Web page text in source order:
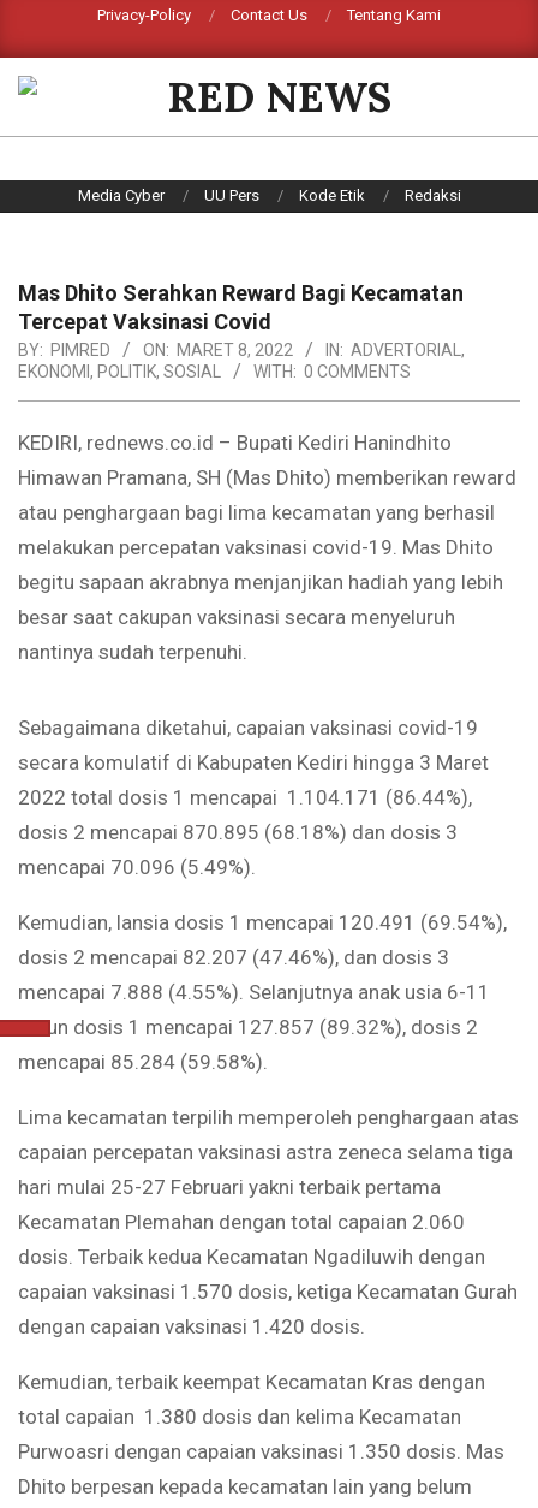
content
Privacy-Policy Contact Us
Tentang Kami
RED
NEWS
Media Cyber UU Pers Kode Etik Redaksi
Mas Dhito Serahkan Reward Bagi Kecamatan
Tercepat Vaksinasi Covid
BY: PIMRED ON: MARET 8, 2022 IN: ADVERTORIAL ,
EKONOMI , POLITIK, SOSIAL WITH: 0 COMMENTS
KEDIRI, rednews.co.id – Bupati Kediri Hanindhito
Himawan Pramana, SH (Mas Dhito) memberikan reward
atau penghargaan bagi lima kecamatan yang berhasil
melakukan percepatan vaksinasi covid-19. Mas Dhito
begitu sapaan akrabnya menjanjikan hadiah yang lebih
besar saat cakupan vaksinasi secara menyeluruh
nantinya sudah terpenuhi.
Sebagaimana diketahui, capaian vaksinasi covid-19
secara komulatif di Kabupaten Kediri hingga 3 Maret
2022 total dosis 1 mencapai 1.104.171 (86.44%),
dosis 2 mencapai 870.895 (68.18%) dan dosis 3
mencapai 70.096 (5.49%).
Kemudian, lansia dosis 1 mencapai 120.491 (69.54%),
dosis 2 mencapai 82.207 (47.46%), dan dosis 3
mencapai 7.888 (4.55%). Selanjutnya anak usia 6-11
tahun dosis 1 mencapai 127.857 (89.32%), dosis 2
mencapai 85.284 (59.58%).
Lima kecamatan terpilih memperoleh penghargaan atas
capaian percepatan vaksinasi astra zeneca selama tiga
hari mulai 25-27 Februari yakni terbaik pertama
Kecamatan Plemahan dengan total capaian 2.060
dosis. Terbaik kedua Kecamatan Ngadiluwih dengan
capaian vaksinasi 1.570 dosis, ketiga Kecamatan Gurah
dengan capaian vaksinasi 1.420 dosis.
Kemudian, terbaik keempat Kecamatan Kras dengan
total capaian 1.380 dosis dan kelima Kecamatan
Purwoasri dengan capaian vaksinasi 1.350 dosis. Mas
Dhito berpesan kepada kecamatan lain yang belum